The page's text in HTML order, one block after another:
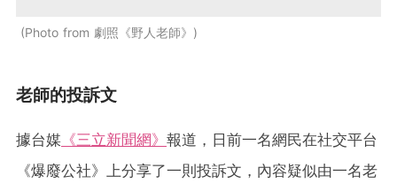
Photo from 劇照《野人老師》
老師的投訴文
據台媒 《三立新聞網》 報道，日前一名網民在社交平台
《爆廢公社》上分享了一則投訴文，內容疑似由一名老